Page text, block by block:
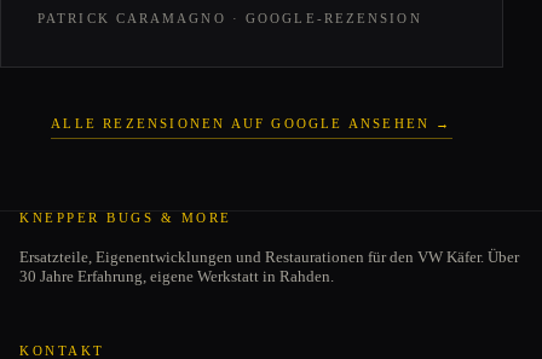
PATRICK CARAMAGNO · GOOGLE-REZENSION
ALLE REZENSIONEN AUF GOOGLE ANSEHEN →
KNEPPER BUGS & MORE
Ersatzteile, Eigenentwicklungen und Restaurationen für den VW Käfer. Über
30 Jahre Erfahrung, eigene Werkstatt in Rahden.
KONTAKT